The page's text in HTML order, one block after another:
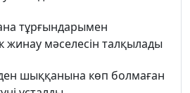
тұрғындарымен
жинау мәселесін талқылады
шыққанына көп болмаған